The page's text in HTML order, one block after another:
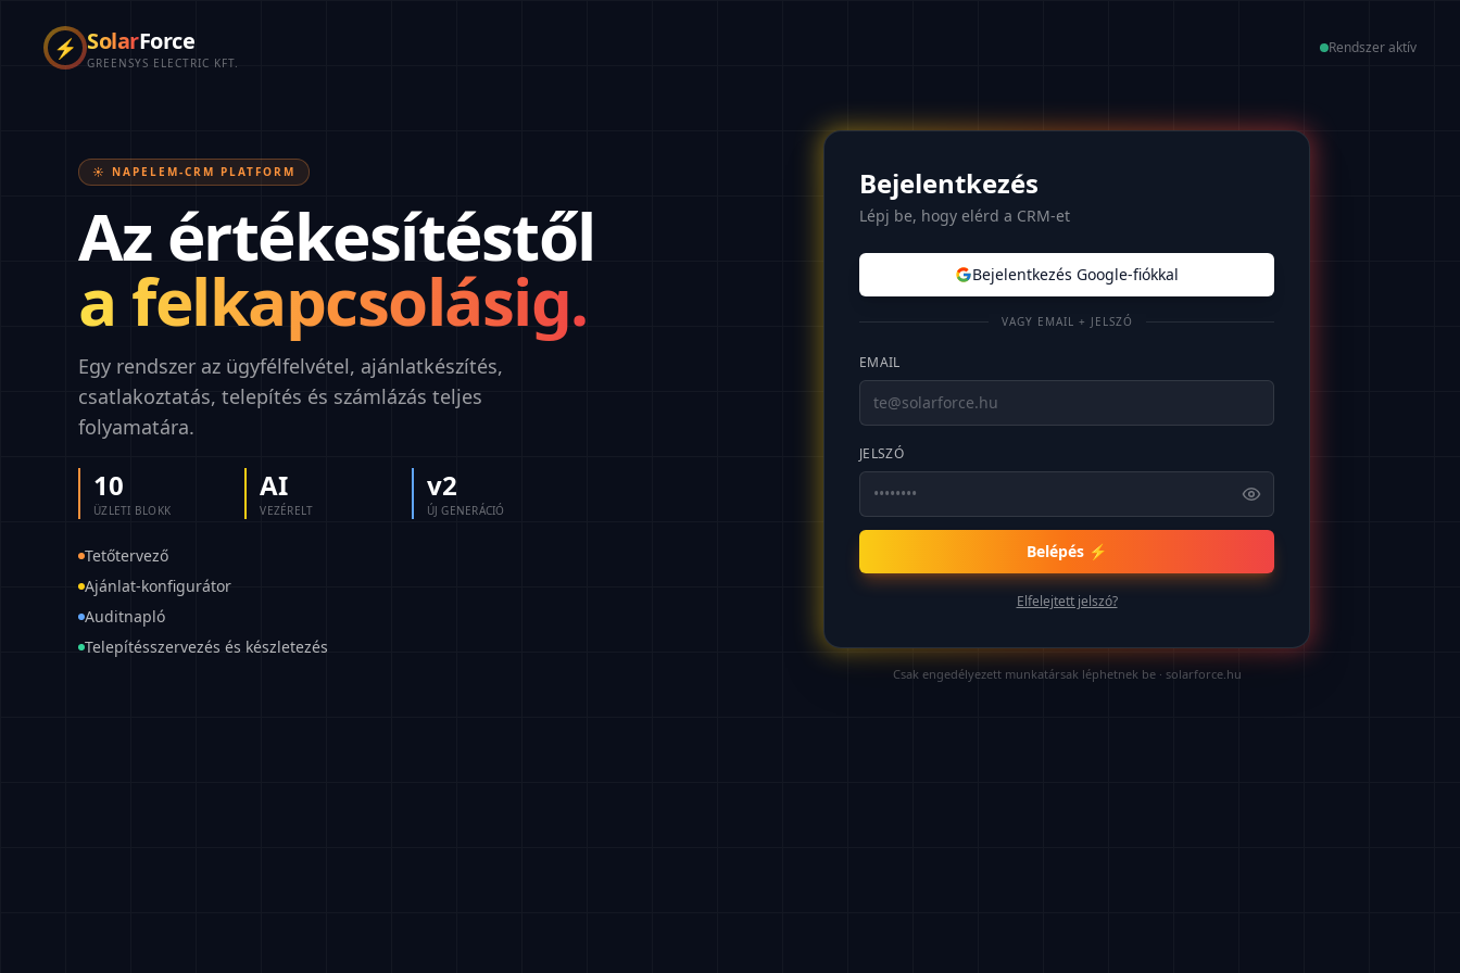
⚡ SolarForce
GREENSYS ELECTRIC KFT.
Rendszer aktív
☀️ NAPELEM-CRM PLATFORM
Az értékesítéstől
a felkapcsolásig.
Egy rendszer az ügyfélfelvétel, ajánlatkészítés,
csatlakoztatás, telepítés és számlázás teljes
folyamatára.
10
ÜZLETI BLOKK
AI
VEZÉRELT
v2
ÚJ GENERÁCIÓ
Tetőtervező
Ajánlat-konfigurátor
Auditnapló
Telepítésszervezés és készletezés
Bejelentkezés
Lépj be, hogy elérd a CRM-et
Bejelentkezés Google-fiókkal
VAGY EMAIL + JELSZÓ
EMAIL
JELSZÓ
Belépés ⚡
Elfelejtett jelszó?
Csak engedélyezett munkatársak léphetnek be · solarforce.hu